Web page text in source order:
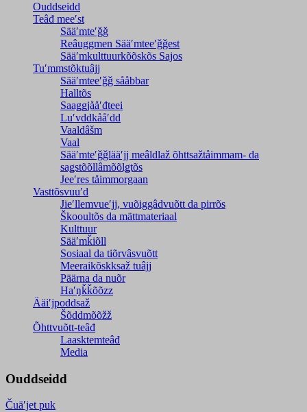
Ouddseidd
Teâđ meeʹst
Sääʹmteʹǧǧ
Reâuggmen Sääʹmteeʹǧǧest
Sääʹmkulttuurkõõskõs Sajos
Tuʹmmstõktuâjj
Sääʹmteeʹǧǧ sååbbar
Halltõs
Saaǥǥjååʹđteei
Luʹvddkååʹdd
Vaaldâšm
Vaal
Sääʹmteʹǧǧlääʹjj meâldlaž õhttsažtåimmam- da
saǥstõõllâmõõlǥtõs
Jeeʹres tåimmorgaan
Vasttõsvuuʹd
Jieʹllemvueʹjj, vuõiggâdvuõtt da pirrõs
Škooultõs da mättmateriaal
Kulttuur
Sääʹmǩiõll
Sosiaal da tiõrvâsvuõtt
Meeraikõskksaž tuâjj
Päärna da nuõr
Haʹŋǩǩõõzz
Ääiʹjpoddsaž
Šõddmõõžž
Õhttvuõtt-teâđ
Laasktemteâđ
Media
Ouddseidd
Čuäʹjet puk